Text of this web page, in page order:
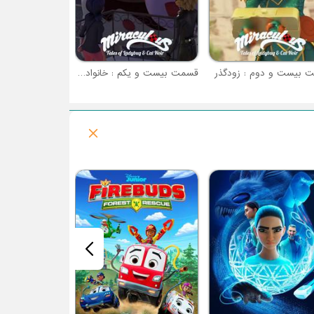
بیست و دوم : زودگذر قسمت بیست و یکم : خانواده عزیز